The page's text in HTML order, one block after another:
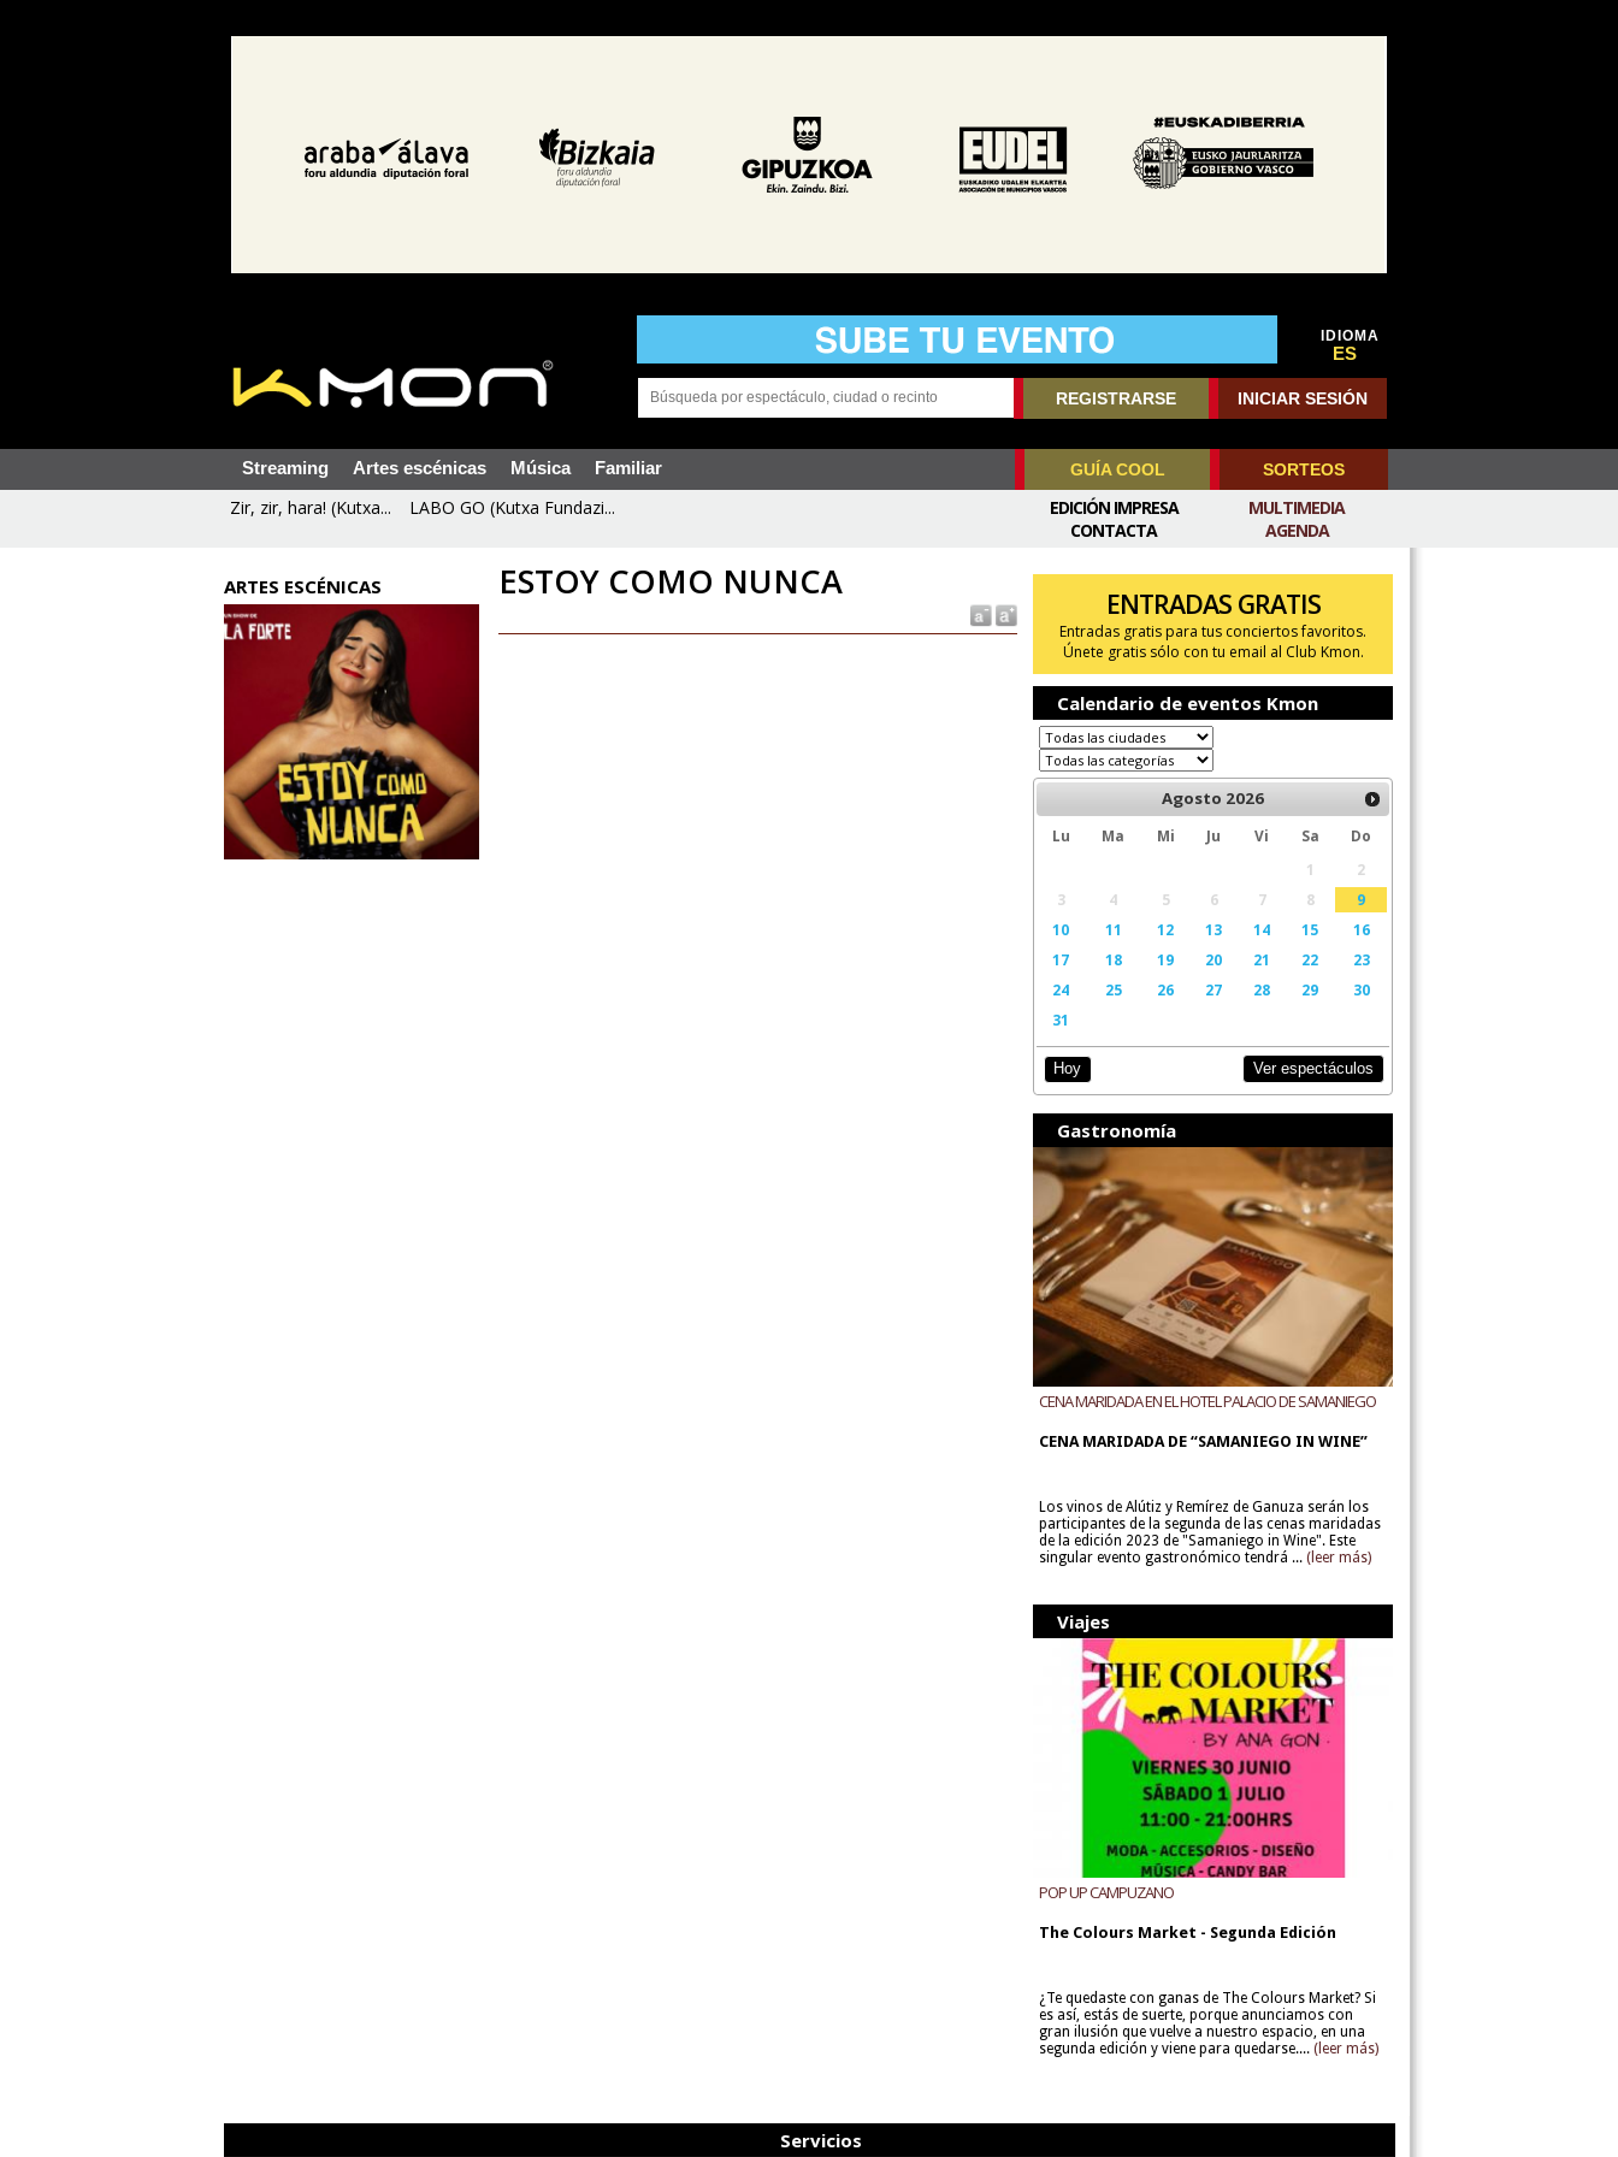
IDIOMA
ES
REGISTRARSE INICIAR SESIÓN
Streaming Artes escénicas Música Familiar GUÍA COOL SORTEOS
Zir, zir, hara! (Kutxa... LABO GO (Kutxa Fundazi...
MULTIMEDIA
AGENDA
EDICIÓN IMPRESA
CONTACTA
ARTES ESCÉNICAS ESTOY COMO NUNCA
ENTRADAS GRATIS
Entradas gratis para tus conciertos favoritos.
Únete gratis sólo con tu email al Club Kmon.
Calendario de eventos Kmon
Agosto 2026
Lu Ma Mi Ju Vi Sa
Do
1
2
3
4 5 6 7 8
9
10
11 12 13 14 15
16
17
18 19 20 21 22
23
24
25 26 27 28 29
30
31
Hoy Ver espectáculos
Gastronomía
CENA MARIDADA EN EL HOTEL PALACIO DE SAMANIEGO
CENA MARIDADA DE “SAMANIEGO IN WINE”
Los vinos de Alútiz y Remírez de Ganuza serán los
participantes de la segunda de las cenas maridadas
de la edición 2023 de "Samaniego in Wine". Este
singular evento gastronómico tendrá ... (leer más)
Viajes
POP UP CAMPUZANO
The Colours Market - Segunda Edición
¿Te quedaste con ganas de The Colours Market? Si
es así, estás de suerte, porque anunciamos con
gran ilusión que vuelve a nuestro espacio, en una
segunda edición y viene para quedarse.... (leer más)
Servicios